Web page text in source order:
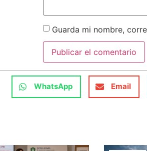
Guarda mi nombre,
WhatsApp Email